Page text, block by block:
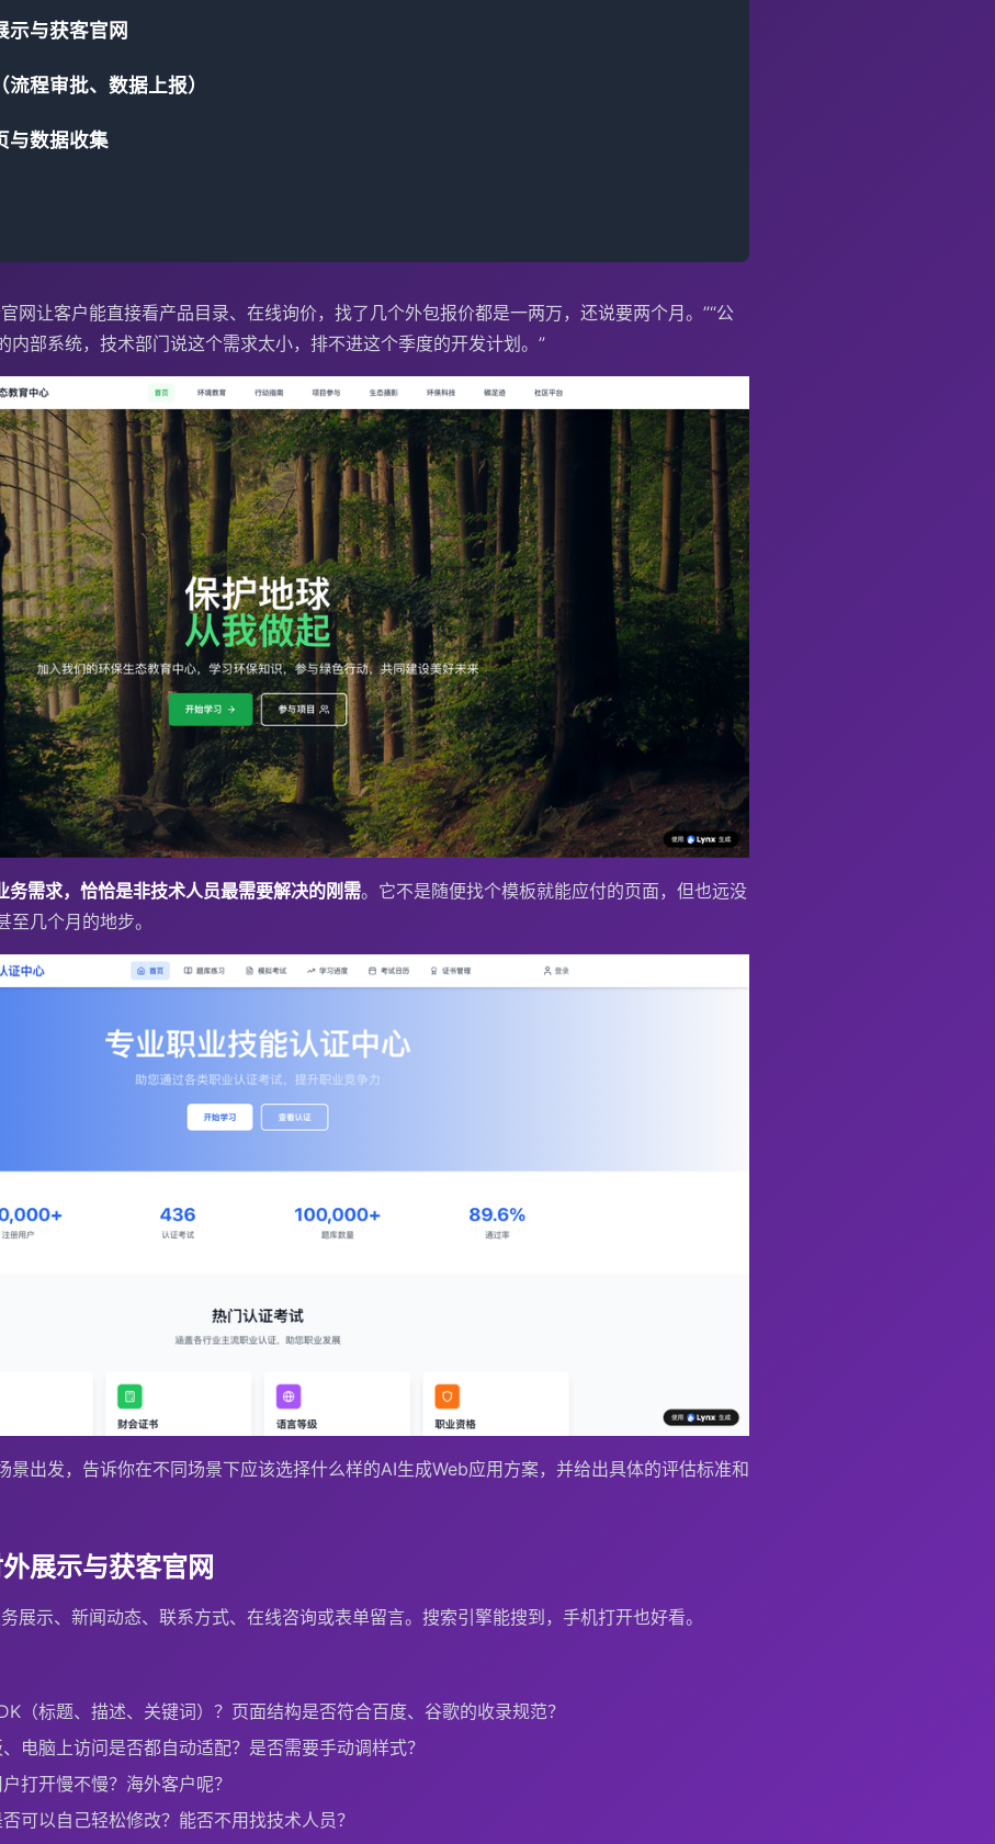
示与获客官网
程审批、数据上报）
与数据收集
网让客户能直接看产品目录、在线询价，找了几个外包报价都是一两万，还说要两个月。”“公
内部系统，技术部门说这个需求太小，排不进这个季度的开发计划。”
务需求，恰恰是非技术人员最需要解决的刚需。它不是随便找个模板就能应付的页面，但也远没
几个月的地步。
景出发，告诉你在不同场景下应该选择什么样的AI生成Web应用方案，并给出具体的评估标准和
展示与获客官网
展示、新闻动态、联系方式、在线咨询或表单留言。搜索引擎能搜到，手机打开也好看。
（标题、描述、关键词）？页面结构是否符合百度、谷歌的收录规范？
电脑上访问是否都自动适配？是否需要手动调样式？
打开慢不慢？海外客户呢？
可以自己轻松修改？能否不用找技术人员？